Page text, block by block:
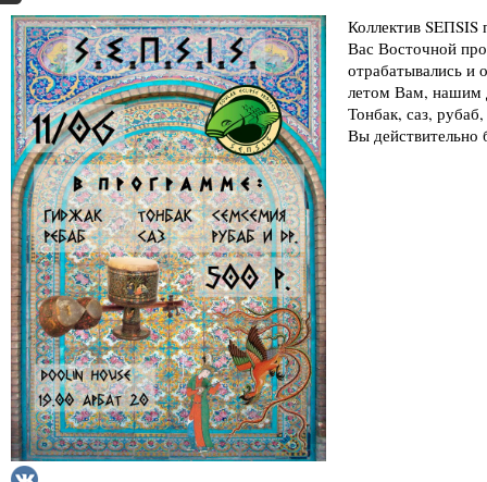
Коллектив
Вас Восточной
отрабатывались и
летом Вам, нашим
Тонбак, саз,
Вы